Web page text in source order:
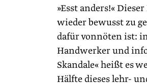
»Esst anders!«
wieder bewusst zu
dafür vonnöten ist:
Handwerker und
Skandale« heißt es
Hälfte dieses lehr-